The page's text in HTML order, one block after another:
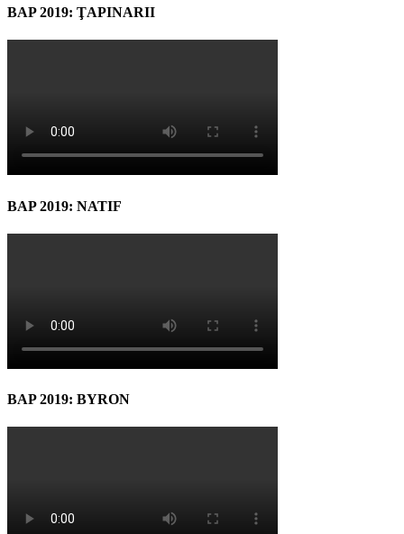
BAP 2019: ŢAPINARII
BAP 2019: NATIF
BAP 2019: BYRON